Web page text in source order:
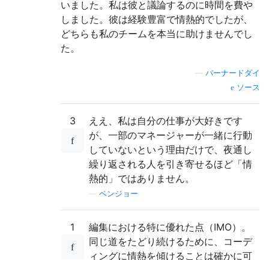
いました。私は彼と議論するのに時間を費や
しました。彼は経験豊富で情熱的でしたが、
どちらも私のチームを本当に助けませんでし
た。
バーナードダイ
ソース
3
ええ、私は自分の仕事が大好きです
が、一部のマネージャーが一緒に行動
していないという理由だけで、夜通し
繰り返される人を引き寄せるほど「情
熱的」ではありません。
ベンジョー
1
編集における特に優れた点（IMO）。
同じ道をたどり続けるために、コーデ
ィングに情熱を傾けることは確かに可